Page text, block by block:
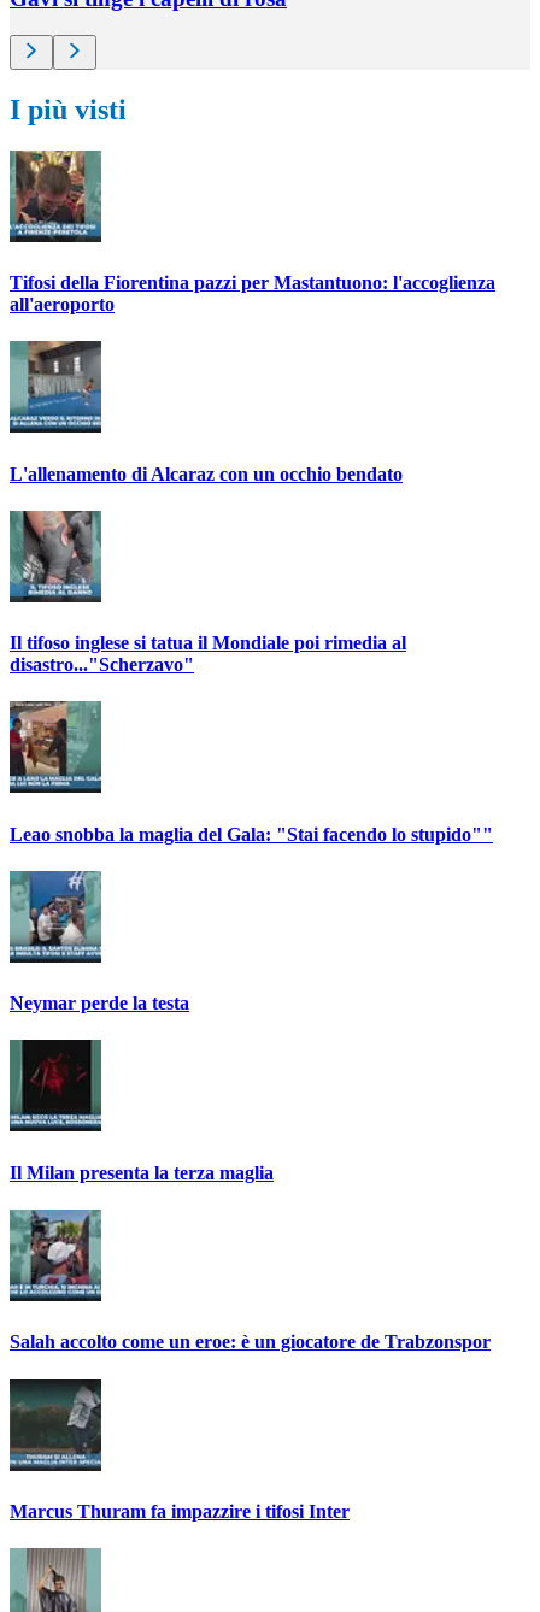
I più visti
Tifosi della Fiorentina pazzi per Mastantuono: l'accoglienza
all'aeroporto
L'allenamento di Alcaraz con un occhio bendato
Il tifoso inglese si tatua il Mondiale poi rimedia al
disastro..."Scherzavo"
Leao snobba la maglia del Gala: "Stai facendo lo stupido""
Neymar perde la testa
Il Milan presenta la terza maglia
Salah accolto come un eroe: è un giocatore de Trabzonspor
Marcus Thuram fa impazzire i tifosi Inter